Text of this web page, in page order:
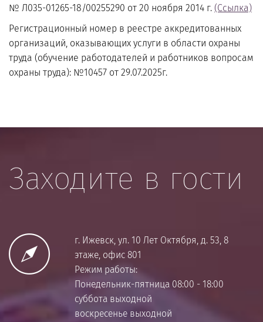
№ Л035-01265-18/00255290 от 20 ноября 2014 г.(Ссылка)
Регистрационный номер в реестре аккредитованных
организаций, оказывающих услуги в области охраны
труда (обучение работодателей и работников вопросам
охраны труда): №10457 от 29.07.2025г.
Заходите в гости
г. Ижевск, ул. 10 Лет Октября, д. 53, 8
этаже, офис 801
Режим работы:
Понедельник-пятница 08:00 - 18:00
суббота выходной
воскресенье выходной